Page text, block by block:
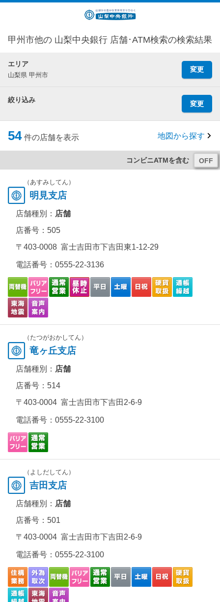
甲州市他の 山梨中央銀行 店舗･ATM検索の検索結果
エリア
山梨県 甲州市
変更
絞り込み 変更
54 件の店舗を表示 地図から探す
コンビニATMを含む
（あすみしてん）
明見支店
店舗種別： 店舗
店番号：505
〒403-0008 富士吉田市下吉田東1-12-29
電話番号： 0555-22-3136
（たつがおかしてん）
竜ヶ丘支店
店舗種別： 店舗
店番号：514
〒403-0004 富士吉田市下吉田2-6-9
電話番号： 0555-22-3100
（よしだしてん）
吉田支店
店舗種別： 店舗
店番号：501
〒403-0004 富士吉田市下吉田2-6-9
電話番号： 0555-22-3100